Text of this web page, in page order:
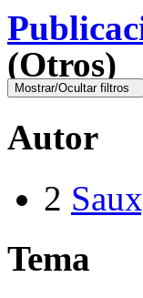
(Otros)
Autor
2
Tema